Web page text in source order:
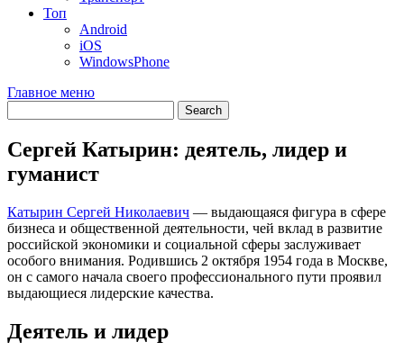
Топ
Android
iOS
WindowsPhone
Главное меню
Сергей Катырин: деятель, лидер и
гуманист
Катырин Сергей Николаевич — выдающаяся фигура в сфере
бизнеса и общественной деятельности, чей вклад в развитие
российской экономики и социальной сферы заслуживает
особого внимания. Родившись 2 октября 1954 года в Москве,
он с самого начала своего профессионального пути проявил
выдающиеся лидерские качества.
Деятель и лидер